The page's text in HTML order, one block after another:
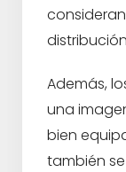
Además,
una
bien
también